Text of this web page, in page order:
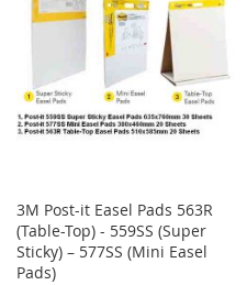
3M Post-it Easel Pads 563R
(Table-Top) - 559SS (Super
Sticky) – 577SS (Mini Easel
Pads)